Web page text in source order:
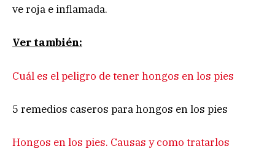
ve roja e inflamada.
Ver también:
Cuál es el peligro de tener hongos en los pies
5 remedios caseros para hongos en los pies
Hongos en los pies. Causas y como tratarlos